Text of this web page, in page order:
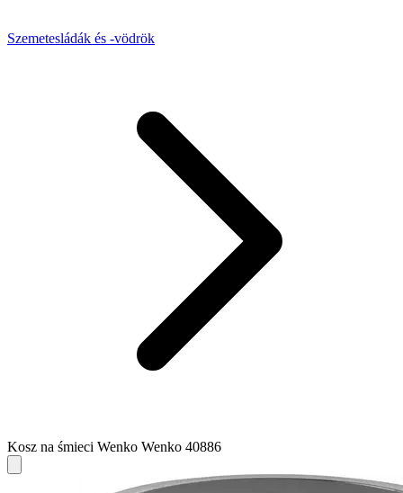
Szemetesládák és -vödrök
Kosz na śmieci Wenko Wenko 40886